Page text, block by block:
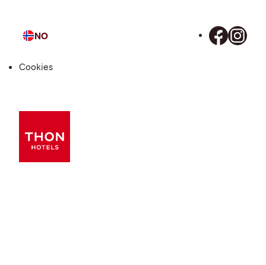
Språk
NO
Cookies